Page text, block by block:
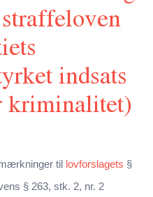
indsats
kriminalitet)
til lovforslagets §
§ 263, stk. 2, nr. 2